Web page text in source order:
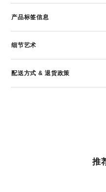
产品标签信息
细节艺术
配送方式 & 退货政策
推